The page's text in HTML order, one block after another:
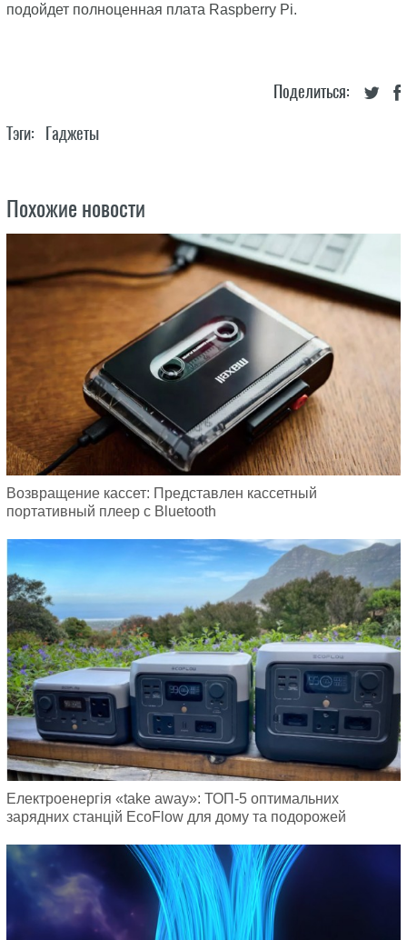
подойдет полноценная плата Raspberry Pi.
Поделиться:
Тэги: Гаджеты
Похожие новости
Возвращение кассет: Представлен кассетный
портативный плеер с Bluetooth
Електроенергія «take away»: ТОП-5 оптимальних
зарядних станцій EcoFlow для дому та подорожей